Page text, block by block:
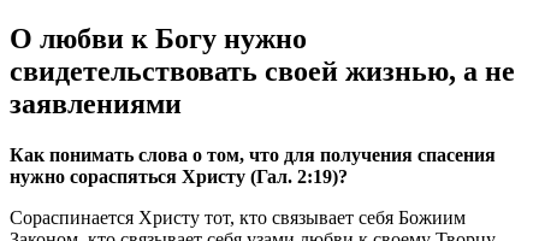
О любви к Богу нужно
свидетельствовать своей жизнью, а не
заявлениями
Как понимать слова о том, что для получения спасения
нужно сораспяться Христу (Гал. 2:19)?
Сораспинается Христу тот, кто связывает себя Божиим